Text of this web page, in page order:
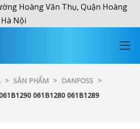
Hoàng Văn Thụ, Quận Hoàng
Nội
> SẢN PHẨM > DANFOSS >
061B1280 061B1289